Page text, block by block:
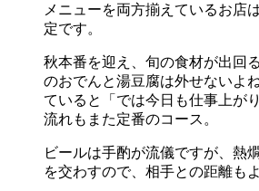
メニューを両方揃えているお店
定です。
秋本番を迎え、旬の食材が出回
のおでんと湯豆腐は外せないよ
ていると「では今日も仕事上が
流れもまた定番のコース。
ビールは手酌が流儀ですが、熱
を交わすので、相手との距離も